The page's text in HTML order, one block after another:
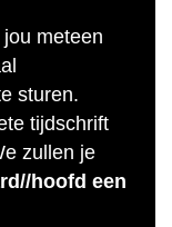
meteen
sturen.
tijdschrift
zullen je
hoofd een